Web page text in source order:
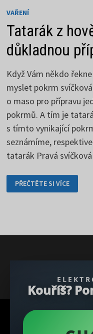
VAŘENÍ
Tatarák z
důkladnou
Když Vám někdo
myslet pokrm
o maso pro přípravu
pokrmů. A tím je
s tímto vynikající
seznámíme,
tatarák Pravá
TATARÁK
Z
HOVĚZÍHO
PŘEČTĚTE SI VÍCE
Kouříš?